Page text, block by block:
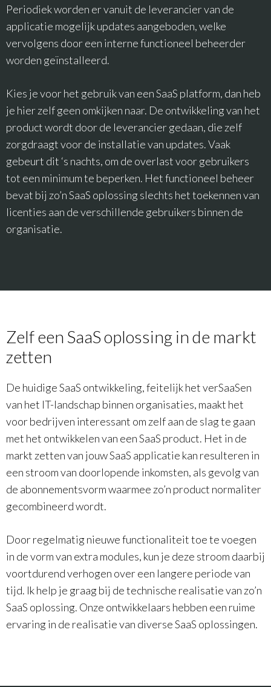
Periodiek worden er vanuit de leverancier van de
applicatie mogelijk updates aangeboden, welke
vervolgens door een interne functioneel beheerder
worden geïnstalleerd.
Kies je voor het gebruik van een SaaS platform, dan heb
je hier zelf geen omkijken naar. De ontwikkeling van het
product wordt door de leverancier gedaan, die zelf
zorgdraagt voor de installatie van updates. Vaak
gebeurt dit ‘s nachts, om de overlast voor gebruikers
tot een minimum te beperken. Het functioneel beheer
bevat bij zo’n SaaS oplossing slechts het toekennen van
licenties aan de verschillende gebruikers binnen de
organisatie.
Zelf een SaaS oplossing in de markt
zetten
De huidige SaaS ontwikkeling, feitelijk het verSaaSen
van het IT-landschap binnen organisaties, maakt het
voor bedrijven interessant om zelf aan de slag te gaan
met het ontwikkelen van een SaaS product. Het in de
markt zetten van jouw SaaS applicatie kan resulteren in
een stroom van doorlopende inkomsten, als gevolg van
de abonnementsvorm waarmee zo’n product normaliter
gecombineerd wordt.
Door regelmatig nieuwe functionaliteit toe te voegen
in de vorm van extra modules, kun je deze stroom daarbij
voortdurend verhogen over een langere periode van
tijd. Ik help je graag bij de technische realisatie van zo’n
SaaS oplossing. Onze ontwikkelaars hebben een ruime
ervaring in de realisatie van diverse SaaS oplossingen.